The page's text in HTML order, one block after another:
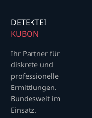
DETEKTEI
KUBON
Ihr Partner für
diskrete und
professionelle
Ermittlungen.
Bundesweit im
Einsatz.